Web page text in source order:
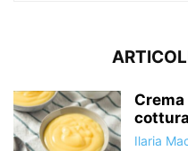
Ilaria